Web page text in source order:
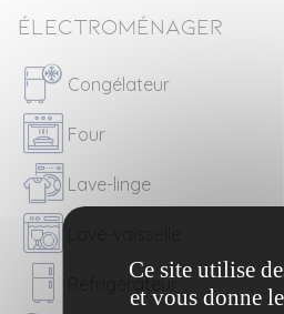
Électroménager
Congélateur
Four
Lave-linge
Réfrigérateur
Ce site utilise
et vous donne